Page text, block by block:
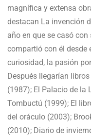
magnífica y extensa
destacan La invención
año en que se casó
compartió con él desde
curiosidad, la pasión
Después llegarían
(1987); El Palacio de la
Tombuctú (1999); El
del oráculo (2003);
(2010); Diario de